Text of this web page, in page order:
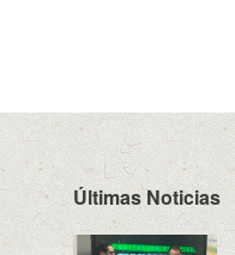
Últimas Noticias